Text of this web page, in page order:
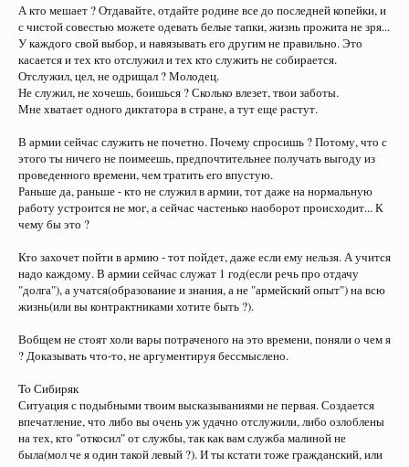
А кто мешает ? Отдавайте, отдайте родине все до последней копейки, и
с чистой совестью можете одевать белые тапки, жизнь прожита не зря...
У каждого свой выбор, и навязывать его другим не правильно. Это
касается и тех кто отслужил и тех кто служить не собирается.
Отслужил, цел, не одрищал ? Молодец.
Не служил, не хочешь, боишься ? Сколько влезет, твои заботы.
Мне хватает одного диктатора в стране, а тут еще растут.
В армии сейчас служить не почетно. Почему спросишь ? Потому, что с
этого ты ничего не поимеешь, предпочтительнее получать выгоду из
проведенного времени, чем тратить его впустую.
Раньше да, раньше - кто не служил в армии, тот даже на нормальную
работу устроится не мог, а сейчас частенько наоборот происходит... К
чему бы это ?
Кто захочет пойти в армию - тот пойдет, даже если ему нельзя. А учится
надо каждому. В армии сейчас служат 1 год(если речь про отдачу
"долга"), а учатся(образование и знания, а не "армейский опыт") на всю
жизнь(или вы контрактниками хотите быть ?).
Вобщем не стоят холи вары потраченого на это времени, поняли о чем я
? Доказывать что-то, не аргументируя бессмыслено.
To Сибиряк
Ситуация с подыбными твоим высказываниями не первая. Создается
впечатление, что либо вы очень уж удачно отслужили, либо озлоблены
на тех, кто "откосил" от службы, так как вам служба малиной не
была(мол че я один такой левый ?). И ты кстати тоже гражданский, или